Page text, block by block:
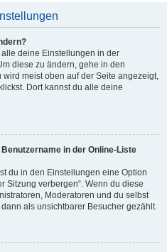
deine Einstellungen in der
diese zu ändern, gehe in den
wird meist oben auf der Seite angezeigt,
Dort kannst du alle deine
in der Online-Liste
du in den Einstellungen eine Option
Sitzung verbergen“. Wenn du diese
Moderatoren und du selbst
als unsichtbarer Besucher gezählt.